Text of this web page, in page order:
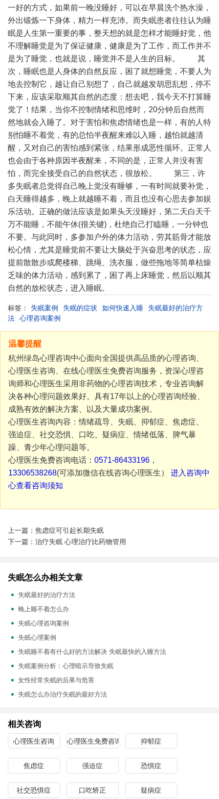
一好的方式，如果前一晚没睡好，可以在早晨洗个热水澡，
外出锻炼一下身体，精力一样充沛。而失眠患者往往认为睡
眠是人生第一重要的事，整天想的就是怎样才能睡好觉，他
不理解睡觉是为了保证健康，健康是为了工作，而工作并不
是为了睡觉，也就是说，睡觉并不是人生的目标。
其
次，睡眠也是人身体的自然反应，困了就想睡觉，不要人为
地去控制它，越让自己别想了，自己就越发胡思乱想，停不
下来，应该采取顺其自然的态度：想去吧，我今天不打算睡
觉了！结果，当你不控制情绪和思维时，20分钟后自然而
然地就会入睡了。对于害怕和焦虑情绪也是一样，有的人特
别怕睡不着觉，有的总怕半夜醒来难以入睡，越怕就越清
醒，又对自己的害怕感到紧张，结果形成恶性循环。正常人
也会由于各种原因半夜醒来，不同的是，正常人并没有害
怕，而完全接受自己的自然状态，很放松。
第三，许
多失眠者总觉得自己晚上觉没有睡够，一有时间就要补觉，
白天睡得越多，晚上就越睡不着，而且也没有心思去参加娱
乐活动。正确的做法应该是如果头天没睡好，第二天白天千
万不能睡，不能午休(很关键)，杜绝自己打瞌睡，一分钟也
不要。与此同时，多参加户外的体力活动，劳其筋骨才能放
松心情，尤其是睡觉前不要让大脑处于兴奋思考的状态，应
提前散散步或爬楼梯、跳绳、洗衣服，做些拖地等简单枯燥
乏味的体力活动，感到累了，困了再上床睡觉，然后以顺其
自然的放松状态，进入睡眠。
标签： 失眠案例 失眠的症状 如何快速入睡
失眠最好的治疗方
法
心理咨询案例
温馨提醒
杭州绿岛心理咨询中心面向全国提供高品质的心理咨询、
心理医生咨询、在线心理医生免费咨询服务，资深心理咨
询师和心理医生采用非药物的心理咨询技术，专业咨询解
决各种心理问题效果好。具有17年以上的心理咨询经验、
成熟有效的解决方案、以及大量成功案例。
心理医生咨询内容：情绪疏导、失眠、抑郁症、焦虑症、
强迫症、社交恐惧、口吃、疑病症、情绪低落、脾气暴
躁、青少年心理问题等。
心理医生免费咨询电话： 0571-86433196，
13306538268(可添加微信在线咨询心理医生） 进入咨询中
心查看咨询须知
上一篇：焦虑症可引起长期失眠
下一篇：治疗失眠 心理治疗比药物管用
失眠怎么办相关文章
失眠最好的治疗方法
晚上睡不着怎么办
失眠心理咨询案例
失眠心理案例
失眠睡不着有什么好的方法解决 失眠最快的入睡方法
失眠案例分析：心理暗示导致失眠
女性经常失眠的后果与危害
失眠怎么办治疗失眠的最好方法
相关咨询
心理医生咨询 心理医生免费咨询 抑郁症
焦虑症 强迫症 恐惧症
社交恐惧症 口吃矫正 疑病症